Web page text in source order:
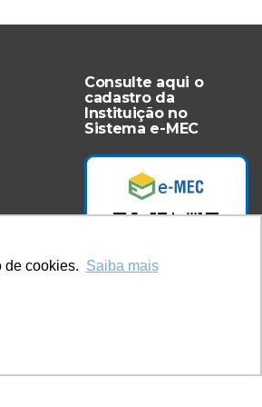
de cookies. Saiba mais
Consulte aqui o
cadastro da
Instituição no
Sistema e-MEC